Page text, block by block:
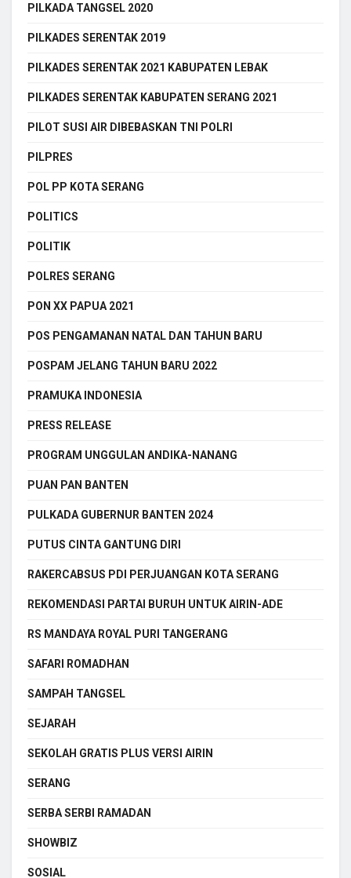
PILKADA TANGSEL 2020
PILKADES SERENTAK 2019
PILKADES SERENTAK 2021 KABUPATEN LEBAK
PILKADES SERENTAK KABUPATEN SERANG 2021
PILOT SUSI AIR DIBEBASKAN TNI POLRI
PILPRES
POL PP KOTA SERANG
POLITICS
POLITIK
POLRES SERANG
PON XX PAPUA 2021
POS PENGAMANAN NATAL DAN TAHUN BARU
POSPAM JELANG TAHUN BARU 2022
PRAMUKA INDONESIA
PRESS RELEASE
PROGRAM UNGGULAN ANDIKA-NANANG
PUAN PAN BANTEN
PULKADA GUBERNUR BANTEN 2024
PUTUS CINTA GANTUNG DIRI
RAKERCABSUS PDI PERJUANGAN KOTA SERANG
REKOMENDASI PARTAI BURUH UNTUK AIRIN-ADE
RS MANDAYA ROYAL PURI TANGERANG
SAFARI ROMADHAN
SAMPAH TANGSEL
SEJARAH
SEKOLAH GRATIS PLUS VERSI AIRIN
SERANG
SERBA SERBI RAMADAN
SHOWBIZ
SOSIAL